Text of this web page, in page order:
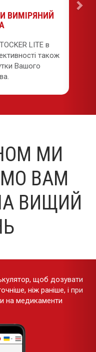
ВИМІРЯНИЙ
LITE в
також
Вашого
МИ
ВАМ
ВИЩИЙ
щоб дозувати
ніж раніше, і при
на медикаменти